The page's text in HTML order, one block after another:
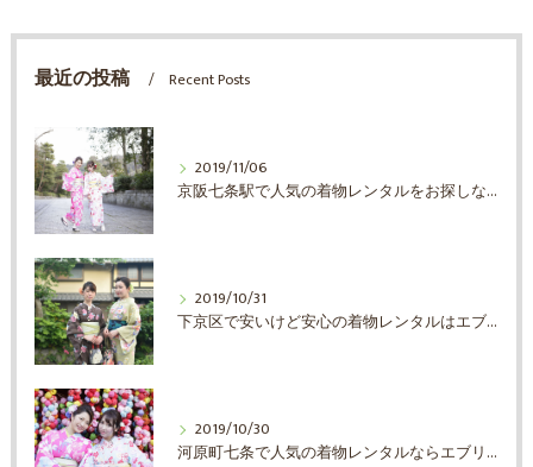
最近の投稿 Recent Posts
2019/11/06
京阪七条駅で人気の着物レンタルをお探しならエブリ着物日和
2019/10/31
下京区で安いけど安心の着物レンタルはエブリ着物日和
2019/10/30
河原町七条で人気の着物レンタルならエブリ着物日和